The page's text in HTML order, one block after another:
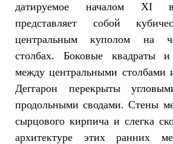
датируемое началом XI
представляет собой
центральным куполом на
столбах. Боковые квадраты и
между центральными столбами
Деггарон перекрыты
продольными сводами. Стены
сырцового кирпича и слегка
архитектуре этих ранних